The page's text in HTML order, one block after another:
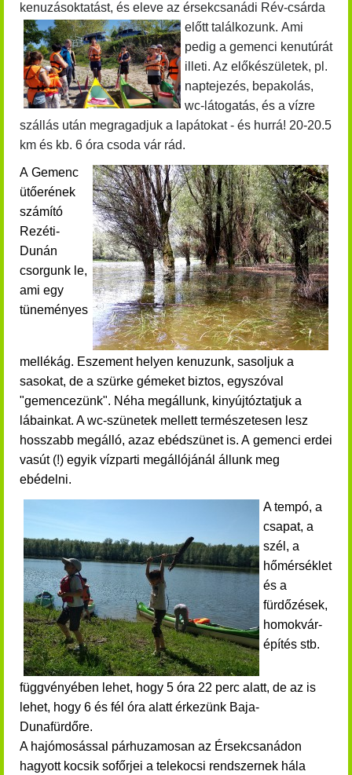
kenuzásoktatást, és eleve az érsekcsanádi Rév-csárda
előtt találkozunk. Ami
pedig a gemenci kenutúrát
illeti. Az előkészületek, pl.
naptejezés, bepakolás,
wc-látogatás, és a vízre
szállás után megragadjuk a lapátokat - és hurrá! 20-20.5
km és kb. 6 óra csoda vár rád.
A Gemenc
ütőerének
számító
Rezéti-
Dunán
csorgunk le,
ami egy
tüneményes
mellékág. Eszement helyen kenuzunk, sasoljuk a
sasokat, de a szürke gémeket biztos, egyszóval
"gemencezünk". Néha megállunk, kinyújtóztatjuk a
lábainkat. A wc-szünetek mellett természetesen lesz
hosszabb megálló, azaz ebédszünet is. A gemenci erdei
vasút (!) egyik vízparti megállójánál állunk meg
ebédelni.
A tempó, a
csapat, a
szél, a
hőmérséklet
és a
fürdőzések,
homokvár-
építés stb.
függvényében lehet, hogy 5 óra 22 perc alatt, de az is
lehet, hogy 6 és fél óra alatt érkezünk Baja-
Dunafürdőre.
A hajómosással párhuzamosan az Érsekcsanádon
hagyott kocsik sofőrjei a telekocsi rendszernek hála